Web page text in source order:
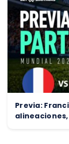
Previa: